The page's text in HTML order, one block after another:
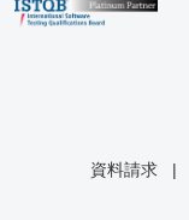
資料請求 |